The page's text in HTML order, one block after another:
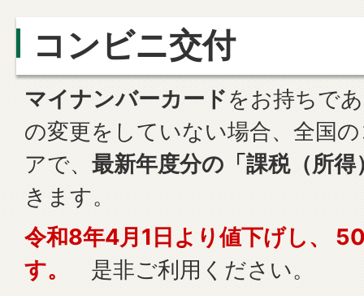
コンビニ交付
マイナンバーカードをお持ちで
の変更をしていない場合、全国
アで、 最新年度分の「課税（所得
きます。
令和8年4月1日より値下げし、
す。
是非ご利用ください。